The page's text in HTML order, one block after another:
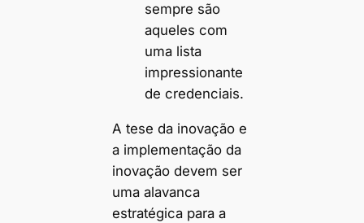
sempre são
aqueles com
uma lista
impressionante
de credenciais.
A tese da inovação e
a implementação da
inovação devem ser
uma alavanca
estratégica para a